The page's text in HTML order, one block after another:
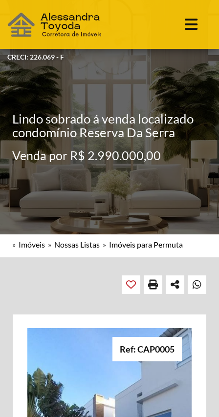
CRECI: 226.069 - F
Lindo sobrado á venda localizado
condomínio Reserva Da Serra
Venda por R$ 2.990.000,00
» Imóveis » Nossas Listas » Imóveis para Permuta
Ref: CAP0005